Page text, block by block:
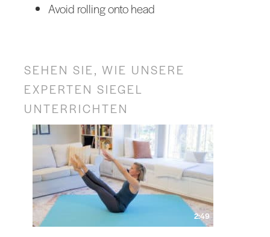
Avoid rolling onto head
SEHEN SIE, WIE UNSERE
EXPERTEN SIEGEL
UNTERRICHTEN
2:49